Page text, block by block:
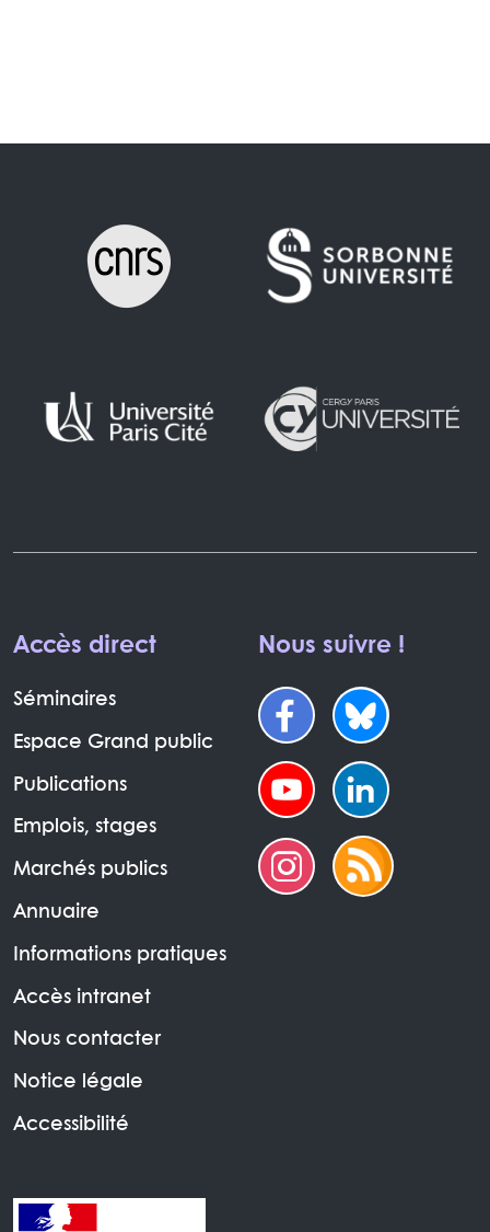
Accès direct
Séminaires
Espace Grand public
Publications
Emplois, stages
Marchés publics
Annuaire
Informations pratiques
Accès intranet
Nous contacter
Notice légale
Accessibilité
Nous suivre !